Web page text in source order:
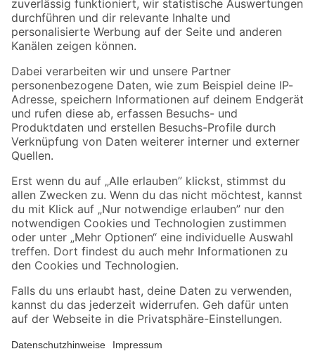
Zur Newsletter Anmeldung
Folge uns
Zahlungsarten Versandarten
Sicher einkaufen
Jetzt die toom-App herunterladen
Alle Preisangaben in EUR inkl. gesetzl. MwSt.. Die dargestellten Angebote sind unter
Umständen nicht in allen Märkten verfügbar. Die angegebenen Verfügbarkeiten beziehen
Produkte nur solange der Vorrat reicht.
*Paketversand ab 59 € versandkostenfrei, gilt nicht für Artikel mit Speditionsversand, hier